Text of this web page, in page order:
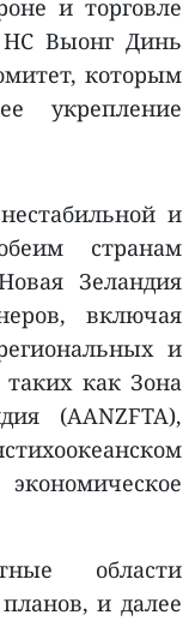
и торговле
НС Выонг Динь
которым
укрепление
и
странам
Зеландия
включая
и
таких как Зона
(AANZFTA),
области
и далее